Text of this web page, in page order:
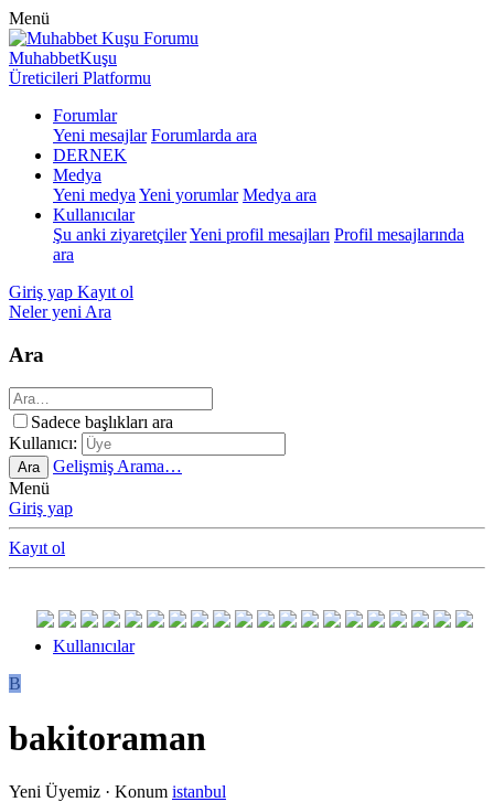
Menü
MuhabbetKuşu
Üreticileri Platformu
Forumlar
Yeni mesajlar Forumlarda ara
DERNEK
Medya
Yeni medya Yeni yorumlar Medya ara
Kullanıcılar
Şu anki ziyaretçilerYeni profil mesajları Profil mesajlarında
ara
Giriş yap Kayıt ol
Neler yeni Ara
Ara
Sadece başlıkları ara
Kullanıcı:
Ara
Gelişmiş Arama…
Menü
Giriş yap
Kayıt ol
Kullanıcılar
B
bakitoraman
Yeni Üyemiz · Konum istanbul